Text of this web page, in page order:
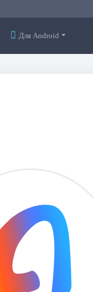
Для Android